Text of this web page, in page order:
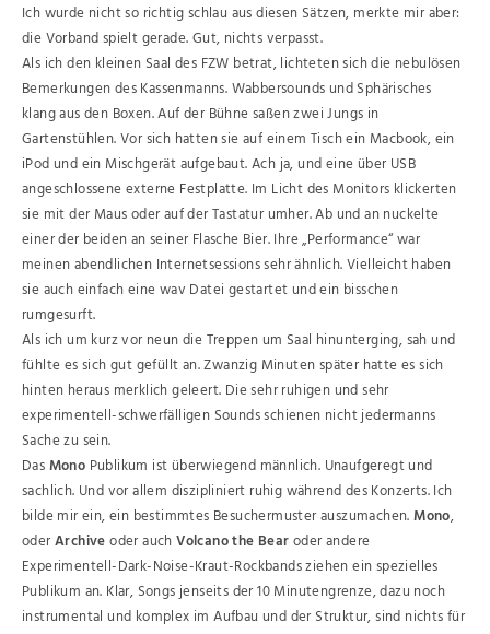
Ich wurde nicht so richtig schlau aus diesen Sätzen, merkte mir aber:
die Vorband spielt gerade. Gut, nichts verpasst.
Als ich den kleinen Saal des FZW betrat, lichteten sich die nebulösen
Bemerkungen des Kassenmanns. Wabbersounds und Sphärisches
klang aus den Boxen. Auf der Bühne saßen zwei Jungs in
Gartenstühlen. Vor sich hatten sie auf einem Tisch ein Macbook, ein
iPod und ein Mischgerät aufgebaut. Ach ja, und eine über USB
angeschlossene externe Festplatte. Im Licht des Monitors klickerten
sie mit der Maus oder auf der Tastatur umher. Ab und an nuckelte
einer der beiden an seiner Flasche Bier. Ihre „Performance“ war
meinen abendlichen Internetsessions sehr ähnlich. Vielleicht haben
sie auch einfach eine wav Datei gestartet und ein bisschen
rumgesurft.
Als ich um kurz vor neun die Treppen um Saal hinunterging, sah und
fühlte es sich gut gefüllt an. Zwanzig Minuten später hatte es sich
hinten heraus merklich geleert. Die sehr ruhigen und sehr
experimentell-schwerfälligen Sounds schienen nicht jedermanns
Sache zu sein.
DasMono Publikum ist überwiegend männlich. Unaufgeregt und
sachlich. Und vor allem diszipliniert ruhig während des Konzerts. Ich
bilde mir ein, ein bestimmtes Besuchermuster auszumachen.Mono,
oderArchiveoder auchVolcano the Bearoder andere
Experimentell-Dark-Noise-Kraut-Rockbands ziehen ein spezielles
Publikum an. Klar, Songs jenseits der 10 Minutengrenze, dazu noch
instrumental und komplex im Aufbau und der Struktur, sind nichts für